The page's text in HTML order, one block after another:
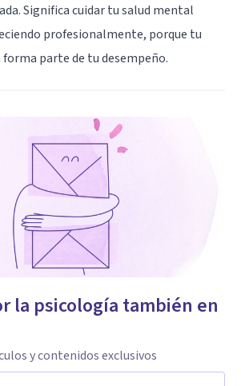
Significa cuidar tu salud mental
profesionalmente, porque tu
parte de tu desempeño.
la psicología también en
y contenidos exclusivos